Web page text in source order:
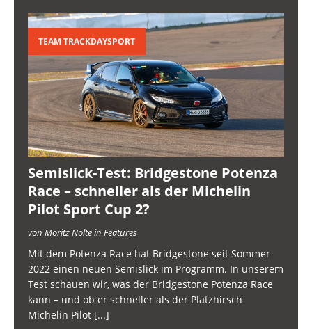
TEAM TRACKDAYSPORT
Semislick-Test: Bridgestone Potenza
Race – schneller als der Michelin
Pilot Sport Cup 2?
von Moritz Nolte in Features
Mit dem Potenza Race hat Bridgestone seit Sommer
2022 einen neuen Semislick im Programm. In unserem
Test schauen wir, was der Bridgestone Potenza Race
kann – und ob er schneller als der Platzhirsch
Michelin Pilot [...]